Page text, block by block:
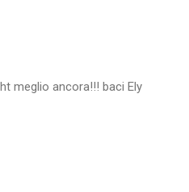
meglio ancora!!! baci Ely